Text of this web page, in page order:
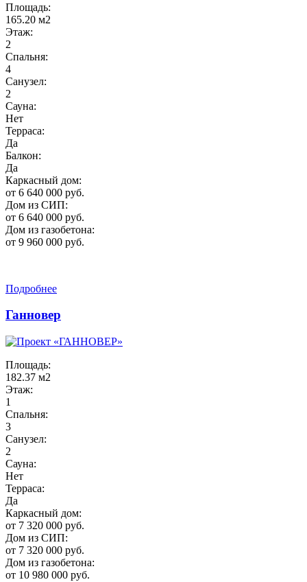
Площадь:
165.20 м2
Этаж:
2
Спальня:
4
Санузел:
2
Сауна:
Нет
Терраса:
Да
Балкон:
Да
Каркасный дом:
от 6 640 000 руб.
Дом из СИП:
от 6 640 000 руб.
Дом из газобетона:
от 9 960 000 руб.
Подробнее
Ганновер
Площадь:
182.37 м2
Этаж:
1
Спальня:
3
Санузел:
2
Сауна:
Нет
Терраса:
Да
Каркасный дом:
от 7 320 000 руб.
Дом из СИП:
от 7 320 000 руб.
Дом из газобетона:
от 10 980 000 руб.